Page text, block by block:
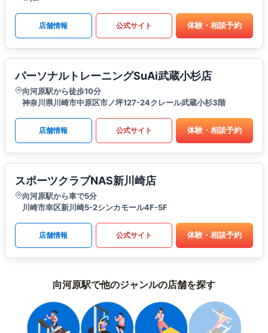
店舗情報 公式サイト 体験・相談予約
パーソナルトレーニングSuAi武蔵小杉店
向河原駅から徒歩10分
神奈川県川崎市中原区市ノ坪127-24クレール武蔵小杉3階
店舗情報 公式サイト 体験・相談予約
スポーツクラブNAS新川崎店
向河原駅から車で5分
川崎市幸区新川崎5-2シンカモール4F-5F
店舗情報 公式サイト 体験・相談予約
向河原駅で他のジャンルの店舗を探す